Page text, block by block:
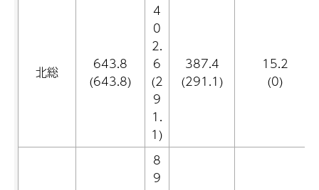
北総
643.8
(643.8)
4
0
2.
6
(2
9
1.
1)
387.4
(291.1)
15.2
(0)
8
9